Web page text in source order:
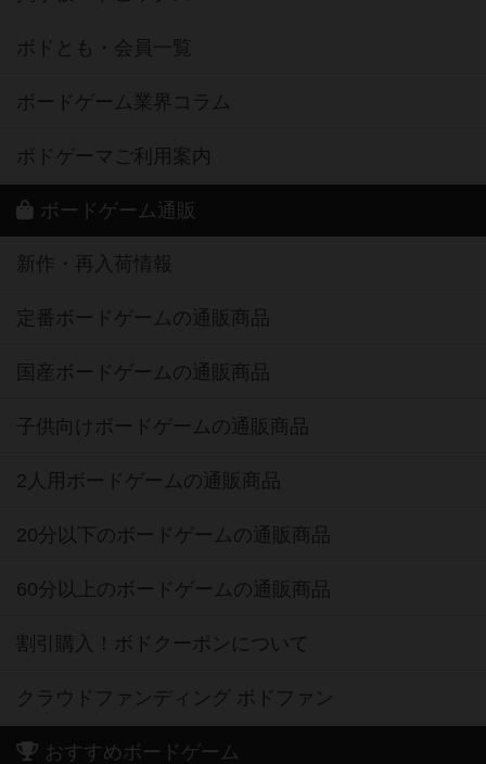
ボドとも・会員一覧
ボードゲーム業界コラム
ボドゲーマご利用案内
ボードゲーム通販
新作・再入荷情報
定番ボードゲームの通販商品
国産ボードゲームの通販商品
子供向けボードゲームの通販商品
2人用ボードゲームの通販商品
20分以下のボードゲームの通販商品
60分以上のボードゲームの通販商品
割引購入！ボドクーポンについて
クラウドファンディング ボドファン
おすすめボードゲーム